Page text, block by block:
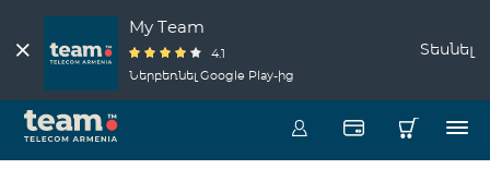
My Team
4.1
Ներբեռնել Google Play-ից
Տեսնել